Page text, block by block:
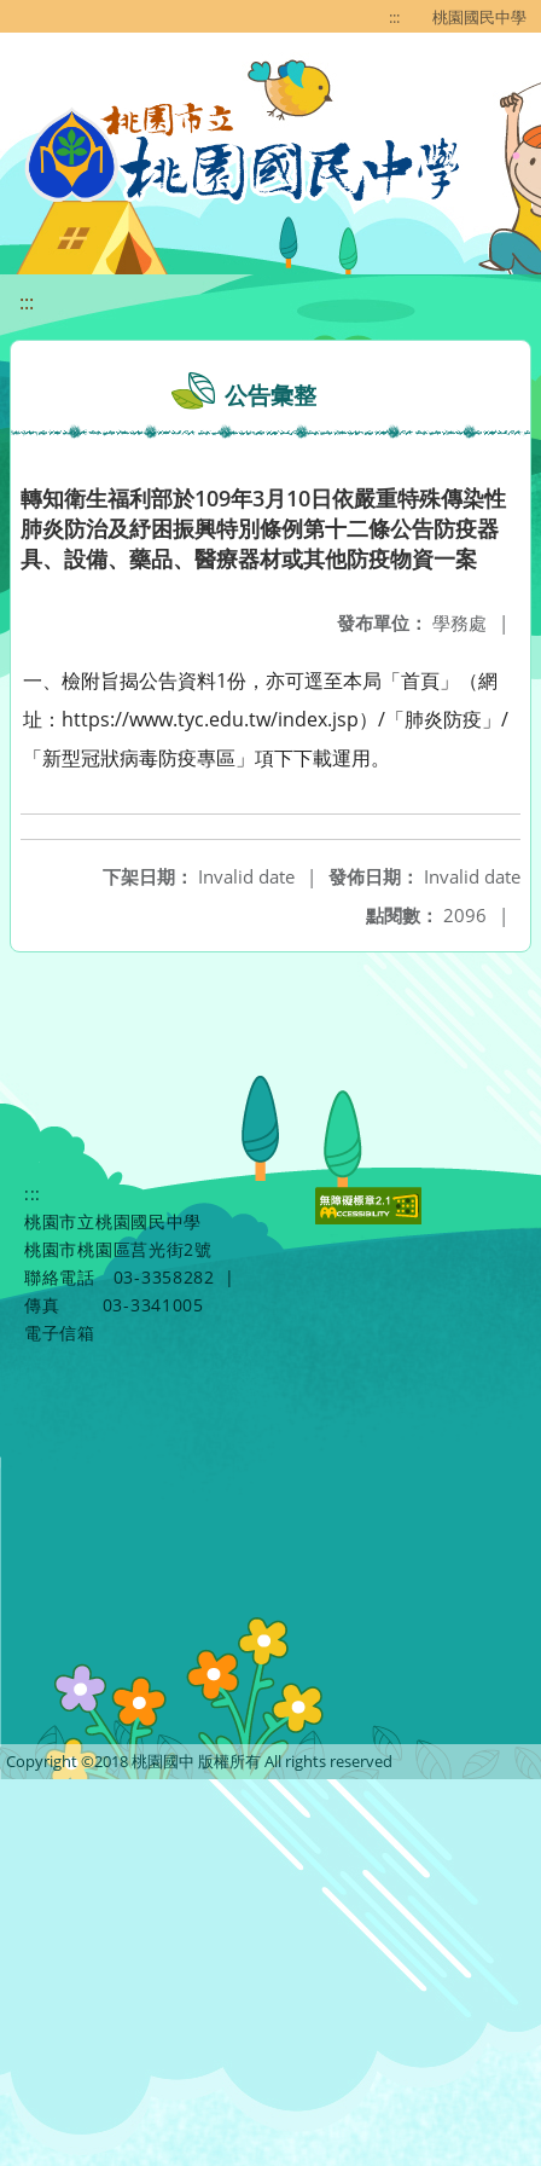
::: 桃園國民中學
:::
公告彙整
轉知衛生福利部於109年3月10日依嚴重特殊傳染性
肺炎防治及紓困振興特別條例第十二條公告防疫器
具、設備、藥品、醫療器材或其他防疫物資一案
發布單位： 學務處 |
一、檢附旨揭公告資料1份，亦可逕至本局「首頁」（網
址：https://www.tyc.edu.tw/index.jsp）/「肺炎防疫」/
「新型冠狀病毒防疫專區」項下下載運用。
發佈日期： Invalid date
下架日期： Invalid date
|
點閱數： 2096 |
:::
桃園市立桃園國民中學
桃園市桃園區莒光街2號
聯絡電話
03-3358282
|
傳真
03-3341005
電子信箱
Copyright ©2018 桃園國中 版權所有 All rights reserved